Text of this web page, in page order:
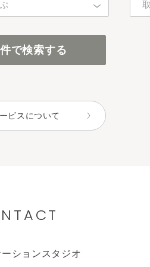
ペ（カウンセリング）
で検索する
ビスについて
ションスタジオ